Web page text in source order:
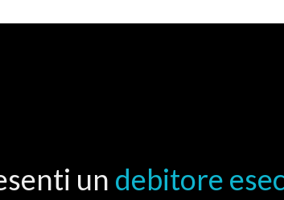
un debitore